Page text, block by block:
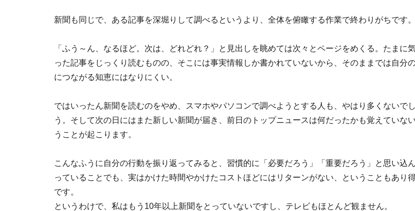
新聞も同じで、ある記事を深堀りして調べるというより、全体を俯瞰する作業で終わりがちです。
「ふう～ん、なるほど。次は、どれどれ？」と見出しを眺めては次々とページをめくる。たまに
った記事をじっくり読むものの、そこには事実情報しか書かれていないから、そのままでは自分
につながる知恵にはなりにくい。
ではいったん新聞を読むのをやめ、スマホやパソコンで調べようとする人も、やはり多くないで
う。そして次の日にはまた新しい新聞が届き、前日のトップニュースは何だったかも覚えていな
うことが起こります。
こんなふうに自分の行動を振り返ってみると、習慣的に「必要だろう」「重要だろう」と思い込
っていることでも、実はかけた時間やかけたコストほどにはリターンがない、ということもあり
です。
というわけで、私はもう10年以上新聞をとっていないですし、テレビもほとんど観ません。